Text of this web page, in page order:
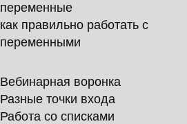
переменные
как правильно работать с
переменными
Вебинарная воронка
Разные точки входа
Работа со списками